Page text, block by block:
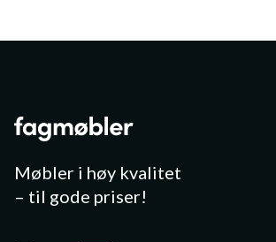
Møbler i høy kvalitet
– til gode priser!